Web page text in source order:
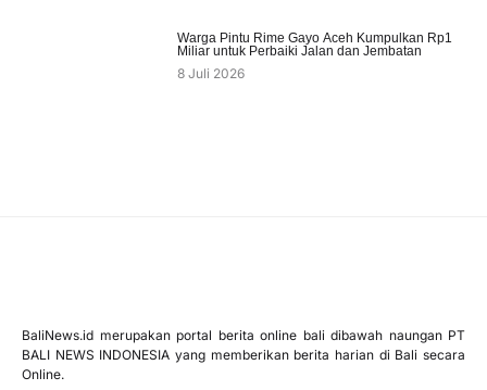
Warga Pintu Rime Gayo Aceh Kumpulkan Rp1
Miliar untuk Perbaiki Jalan dan Jembatan
8 Juli 2026
BaliNews.id merupakan portal berita online bali dibawah naungan PT
BALI NEWS INDONESIA yang memberikan berita harian di Bali secara
Online.